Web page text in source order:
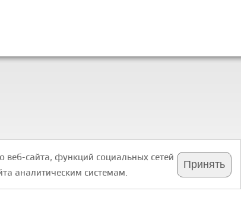
веб-сайта, функций социальных сетей
аналитическим системам.
Принять